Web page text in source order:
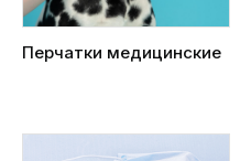
Перчатки медицинские